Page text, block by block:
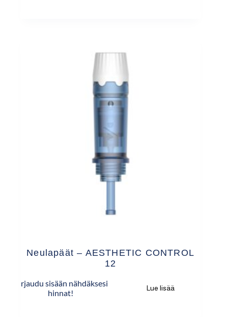
Neulapäät – AESTHETIC CONTROL
12
Kirjaudu sisään nähdäksesi
hinnat!
Lue lisää